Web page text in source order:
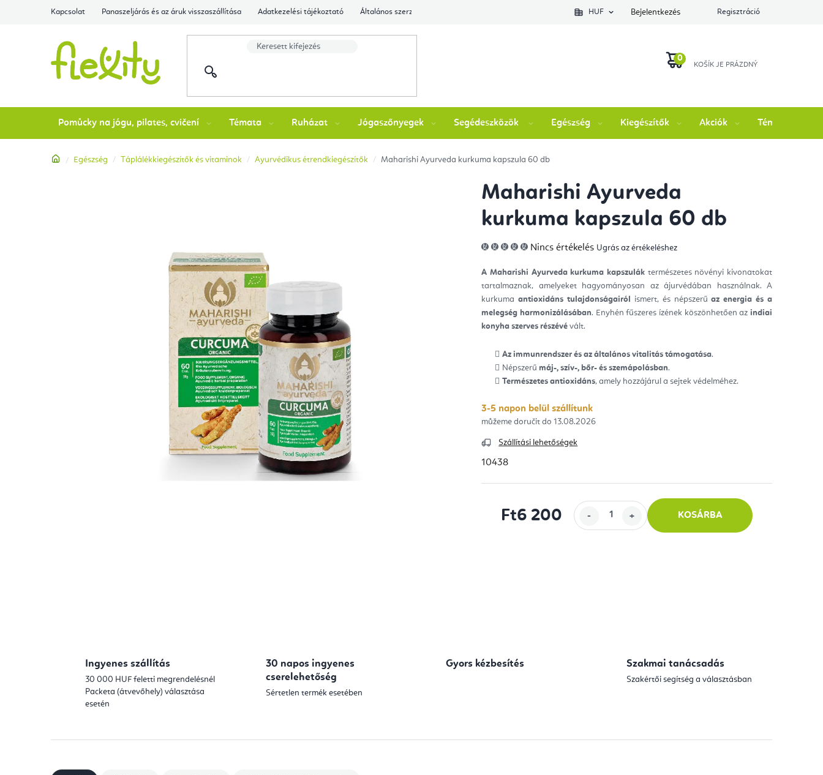
Kapcsolat Panaszeljárás és az áruk visszaszállítása Adatkezelési tájékoztató Általános szerződési feltételek Ellenőrizze a rendelés állapotátHUF Bejelentkezés Regisztráció
Pomůcky na jógu, pilates, cvičení Témata Ruházat Jógaszőnyegek Segédeszközök Egészség Kiegészítők Akciók Témák
Kezdőlap
Egészség Táplálékkiegészítők és vitaminok Ayurvédikus étrendkiegészítők Maharishi Ayurveda kurkuma kapszula 60 db
Maharishi Ayurveda
kurkuma kapszula 60 db
A
termék
5-
0,0
csillag.
Nincs értékelés Ugrás az értékeléshez
A Maharishi Ayurveda kurkuma kapszuláktermészetes növényi kivonatokat
tartalmaznak, amelyeket hagyományosan az ájurvédában használnak. A
kurkumaantioxidáns tulajdonságairól ismert, és népszerűaz energia és a
melegség harmonizálásában. Enyhén fűszeres ízének köszönhetően az indiai
konyha szerves részévé vált.
Az immunrendszer és az általános vitalitás támogatása.
Népszerűmáj-, szív-, bőr- és szemápolásban.
Természetes antioxidáns, amely hozzájárul a sejtek védelméhez.
3-5 napon belül szállítunk
13.08.2026
Szállítási lehetőségek
10438
Ft6 200 KOSÁRBA
Ingyenes szállítás
30 000 HUF feletti megrendelésnél
Packeta (átvevőhely) választása
esetén
30 napos ingyenes
cserelehetőség
Sértetlen termék esetében
Gyors kézbesítés Szakmai tanácsadás
Szakértői segítség a választásban